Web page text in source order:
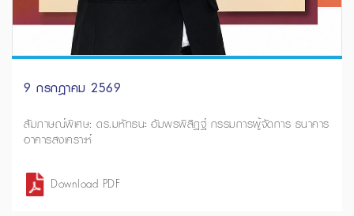
9 กรกฎาคม 2569
สัมภาษณ์พิเศษ: ดร.มหัทธนะ อัมพรพิสิฏฐ์ กรรมการผู้จัดการ ธนาคาร
อาคารสงเคราะห์
Download PDF